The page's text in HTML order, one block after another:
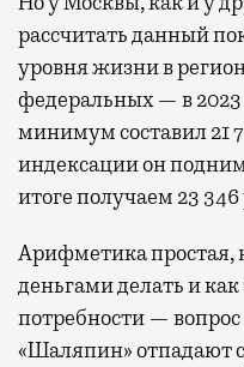
рассчитать данный
уровня жизни в
федеральных — в
минимум составил 21
индексации он
итоге получаем 23
Арифметика простая,
деньгами делать и
потребности —
«Шаляпин» отпадают